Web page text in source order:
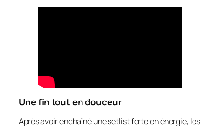
Une fin tout en douceur
Après avoir enchaîné une setlist forte en énergie, les